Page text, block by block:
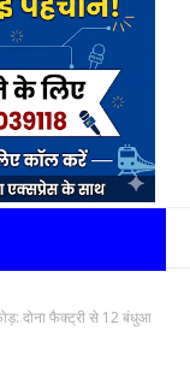
दोना फैक्ट्री से 12 बंधुआ